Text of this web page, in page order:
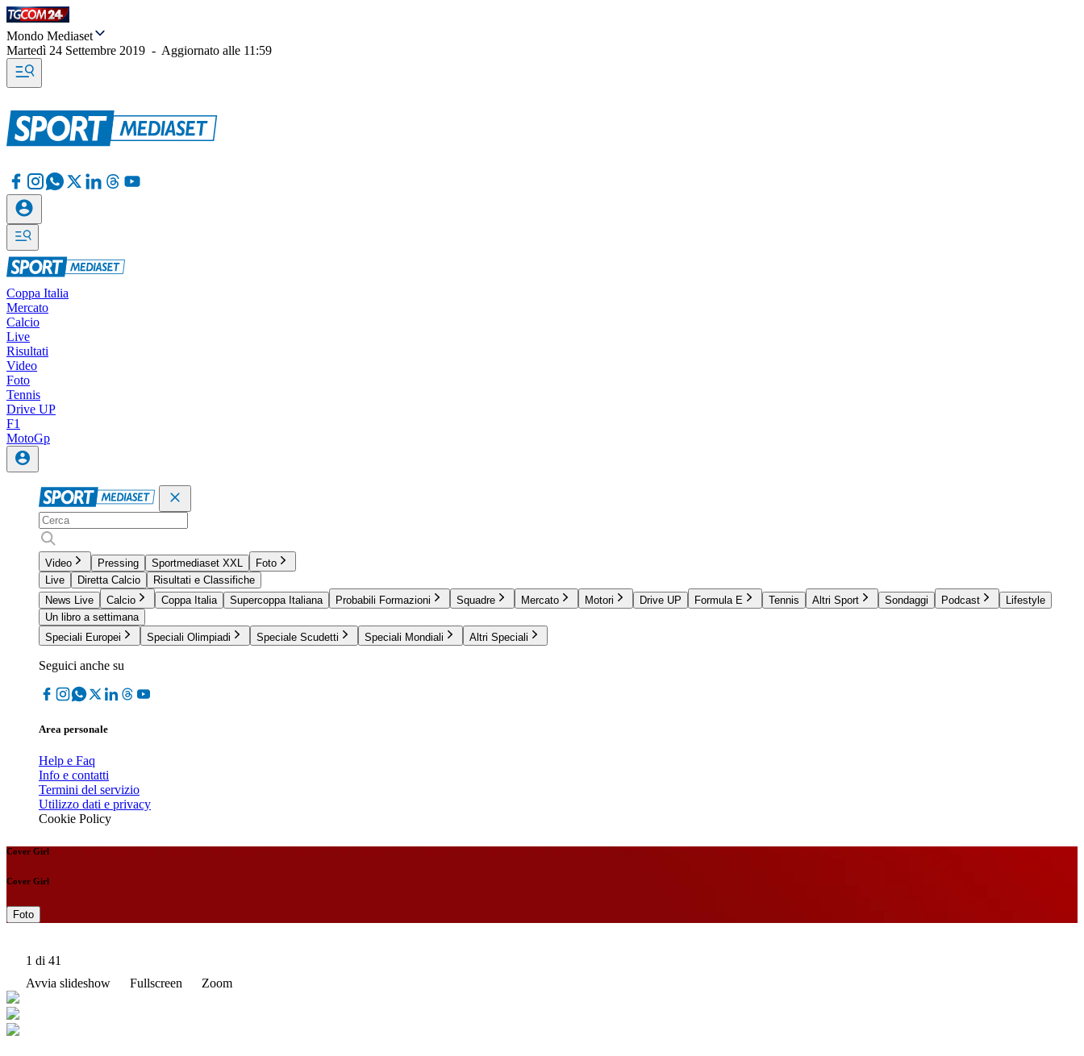
Mondo Mediaset
Martedì 24 Settembre 2019 - Aggiornato alle 11:59
Coppa Italia
Mercato
Calcio
Live
Risultati
Video
Foto
Tennis
Drive UP
F1
MotoGp
Video Pressing Sportmediaset XXL
Foto
Live
Diretta Calcio
Risultati e Classifiche
News Live
Calcio Coppa Italia Supercoppa Italiana Probabili Formazioni Squadre Mercato Motori Drive UP Formula E Tennis Altri Sport Sondaggi Podcast
Lifestyle
Un libro a settimana
Speciali Europei
Speciali Olimpiadi Speciale Scudetti Speciali Mondiali Altri Speciali
Seguici anche su
Area personale
Help e Faq
Info e contatti
Termini del servizio
Utilizzo dati e privacy
Cookie Policy
Cover Girl
Cover Girl
Foto
1 di 41
Avvia slideshow
Fullscreen Zoom